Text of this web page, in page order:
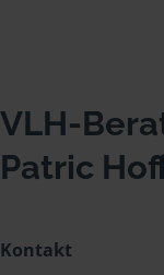
VLH-
Patric
Kontakt